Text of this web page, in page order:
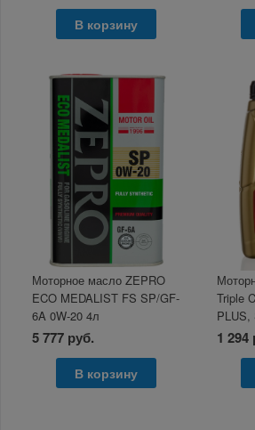
В корзину
Моторное масло ZEPRO
ECO MEDALIST FS SP/GF-
6A 0W-20 4л
5 777 руб.
В корзину
Triple
PLUS,
1л
1 294